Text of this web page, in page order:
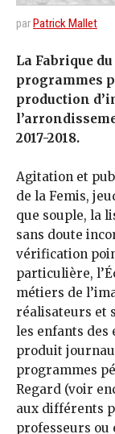
par Patrick Mallet
La Fabrique
programmes
production
2017-2018.
Agitation et
de la Femis,
que souple, la
sans doute
vérification
particulière,
métiers de
réalisateurs et
les enfants des
produit
programmes
Regard (voir
aux différents
professeurs ou